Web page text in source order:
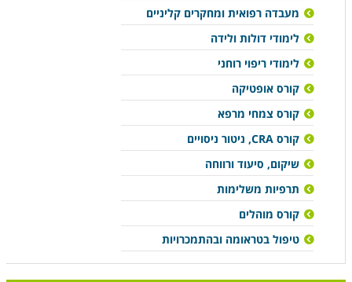
מעבדה רפואית ומחקרים קליניים
לימודי דולות ולידה
לימודי ריפוי רוחני
קורס אופטיקה
קורס צמחי מרפא
קורס CRA, ניטור ניסויים
שיקום, סיעוד ורווחה
תרפיות משלימות
קורס מוהלים
טיפול בטראומה ובהתמכרויות